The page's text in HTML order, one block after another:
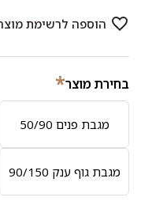
בחירת מוצר*
מגבת פנים 50/90
מגבת גוף ענק 90/150